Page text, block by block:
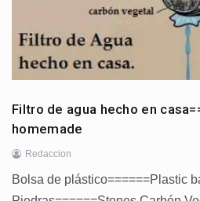
Filtro de agua hecho en
homemade
Redaccion
Bolsa de plástico======Plastic